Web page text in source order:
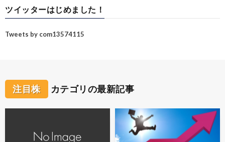
ツイッターはじめました！
Tweets by com13574115
注目株 カテゴリの最新記事